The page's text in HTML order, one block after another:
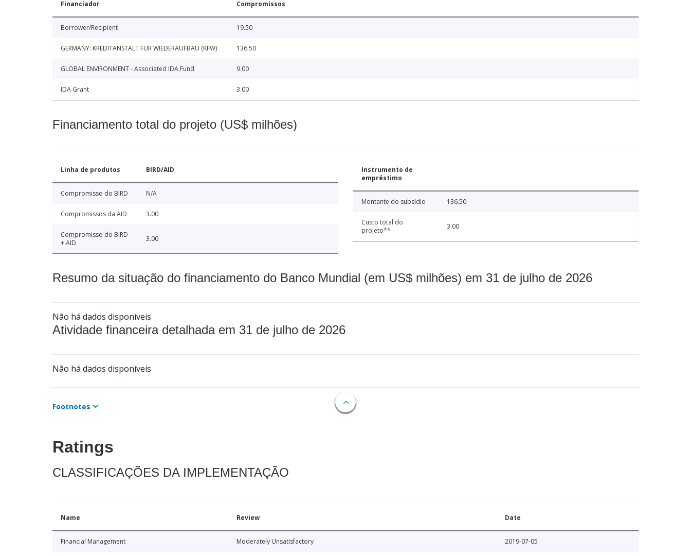
Financiador Compromissos
Borrower/Recipient 19.50
GERMANY: KREDITANSTALT FUR WIEDERAUFBAU (KFW) 136.50
GLOBAL ENVIRONMENT - Associated IDA Fund 9.00
IDA Grant 3.00
Financiamento total do projeto (US$ milhões)
Linha de produtos BIRD/AID
Compromisso do BIRD N/A
Compromissos da AID 3.00
Compromisso do BIRD
+ AID
3.00
Instrumento de
empréstimo
Montante do subsídio 136.50
Custo total do
projeto**
3.00
Resumo da situação do financiamento do Banco Mundial (em US$ milhões) em 31 de julho de 2026
Não há dados disponíveis
Atividade financeira detalhada em 31 de julho de 2026
Não há dados disponíveis
Footnotes
Ratings
CLASSIFICAÇÕES DA IMPLEMENTAÇÃO
Name Review Date
Financial Management Moderately Unsatisfactory 2019-07-05